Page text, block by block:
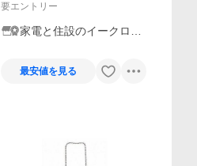
要エントリー
家電と住設のイークロー
最安値を見る